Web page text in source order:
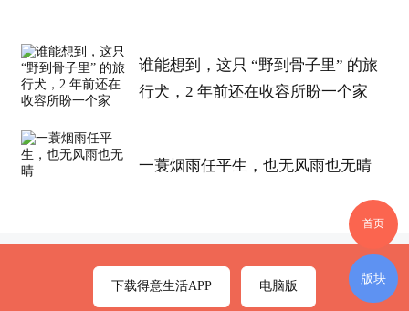
(三) 如何报考：
联系户籍地或工作地函授站即可报考。从去年
可查。
本科：政治、英语、专业课
谁能想到，这只 “野到骨子里” 的旅
行犬，2 年前还在收容所盼一个家
一蓑烟雨任平生，也无风雨也无晴
首页
版块
下载得意生活APP 电脑版